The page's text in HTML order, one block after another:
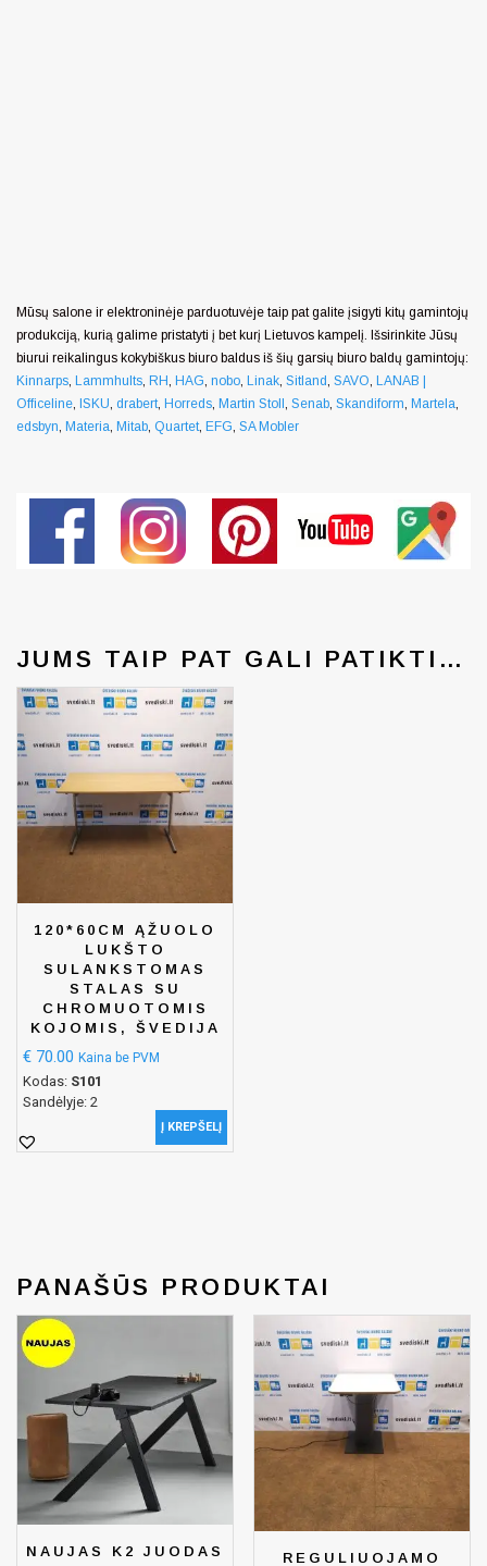
Mūsų salone ir elektroninėje parduotuvėje taip pat galite įsigyti kitų gamintojų
produkciją, kurią galime pristatyti į bet kurį Lietuvos kampelį. Išsirinkite Jūsų
biurui reikalingus kokybiškus biuro baldus iš šių garsių biuro baldų gamintojų:
Kinnarps, Lammhults, RH, HAG, nobo, Linak, Sitland, SAVO, LANAB |
Officeline, ISKU, drabert, Horreds, Martin Stoll, Senab, Skandiform, Martela,
edsbyn, Materia, Mitab, Quartet, EFG, SA Mobler
JUMS TAIP PAT GALI PATIKTI…
120*60CM ĄŽUOLO
LUKŠTO
SULANKSTOMAS
STALAS SU
CHROMUOTOMIS
KOJOMIS, ŠVEDIJA
€ 70.00 Kaina be PVM
Kodas: S101
Sandėlyje: 2
Į KREPŠELĮ
PANAŠŪS PRODUKTAI
NAUJAS K2 JUODAS
REGULIUOJAMO